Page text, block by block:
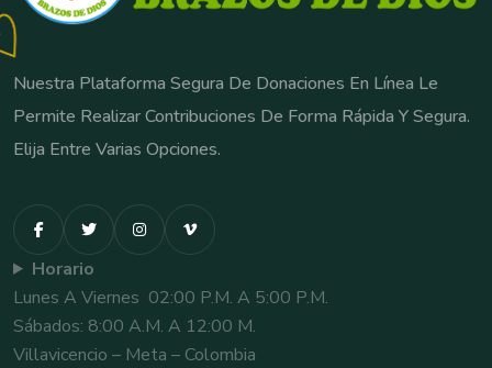
Nuestra Plataforma Segura De Donaciones En Línea Le
Permite Realizar Contribuciones De Forma Rápida Y Segura.
Elija Entre Varias Opciones.
Horario
Lunes A Viernes 02:00 P.m. A 5:00 P.m.
Sábados: 8:00 A.m. A 12:00 M.
Villavicencio – Meta – Colombia